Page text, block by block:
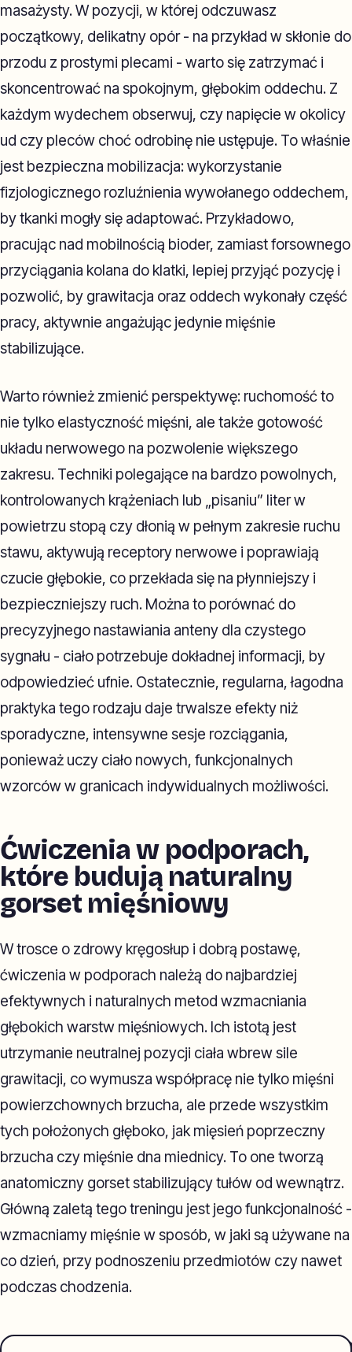
masażysty. W pozycji, w której odczuwasz
początkowy, delikatny opór - na przykład w skłonie do
przodu z prostymi plecami - warto się zatrzymać i
skoncentrować na spokojnym, głębokim oddechu. Z
każdym wydechem obserwuj, czy napięcie w okolicy
ud czy pleców choć odrobinę nie ustępuje. To właśnie
jest bezpieczna mobilizacja: wykorzystanie
fizjologicznego rozluźnienia wywołanego oddechem,
by tkanki mogły się adaptować. Przykładowo,
pracując nad mobilnością bioder, zamiast forsownego
przyciągania kolana do klatki, lepiej przyjąć pozycję i
pozwolić, by grawitacja oraz oddech wykonały część
pracy, aktywnie angażując jedynie mięśnie
stabilizujące.
Warto również zmienić perspektywę: ruchomość to
nie tylko elastyczność mięśni, ale także gotowość
układu nerwowego na pozwolenie większego
zakresu. Techniki polegające na bardzo powolnych,
kontrolowanych krążeniach lub „pisaniu” liter w
powietrzu stopą czy dłonią w pełnym zakresie ruchu
stawu, aktywują receptory nerwowe i poprawiają
czucie głębokie, co przekłada się na płynniejszy i
bezpieczniejszy ruch. Można to porównać do
precyzyjnego nastawiania anteny dla czystego
sygnału - ciało potrzebuje dokładnej informacji, by
odpowiedzieć ufnie. Ostatecznie, regularna, łagodna
praktyka tego rodzaju daje trwalsze efekty niż
sporadyczne, intensywne sesje rozciągania,
ponieważ uczy ciało nowych, funkcjonalnych
wzorców w granicach indywidualnych możliwości.
Ćwiczenia w podporach,
które budują naturalny
gorset mięśniowy
W trosce o zdrowy kręgosłup i dobrą postawę,
ćwiczenia w podporach należą do najbardziej
efektywnych i naturalnych metod wzmacniania
głębokich warstw mięśniowych. Ich istotą jest
utrzymanie neutralnej pozycji ciała wbrew sile
grawitacji, co wymusza współpracę nie tylko mięśni
powierzchownych brzucha, ale przede wszystkim
tych położonych głęboko, jak mięsień poprzeczny
brzucha czy mięśnie dna miednicy. To one tworzą
anatomiczny gorset stabilizujący tułów od wewnątrz.
Główną zaletą tego treningu jest jego funkcjonalność -
wzmacniamy mięśnie w sposób, w jaki są używane na
co dzień, przy podnoszeniu przedmiotów czy nawet
podczas chodzenia.